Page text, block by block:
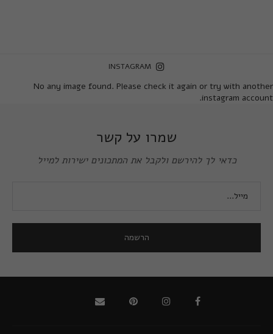
INSTAGRAM
No any image found. Please check it again or try with another
instagram account.
שמרו על קשר
כדאי לך להירשם ולקבל את המתכונים ישירות למייל